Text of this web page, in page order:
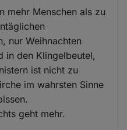
mehr Menschen als zu
nur Weihnachten
in den Klingelbeutel,
ist nicht zu
im wahrsten Sinne
geht mehr.